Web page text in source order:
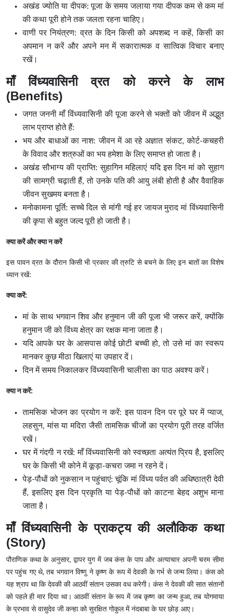
अखंड ज्योति या दीपक: पूजा के समय जलाया गया दीपक कम से कम मां
की कथा पूरी होने तक जलता रहना चाहिए।
वाणी पर नियंत्रण: व्रत के दिन किसी को अपशब्द न कहें, किसी का
अपमान न करें और अपने मन में सकारात्मक व सात्विक विचार बनाए
रखें।
माँ विंध्यवासिनी व्रत को करने के लाभ
(Benefits)
जगत जननी माँ विंध्यवासिनी की पूजा करने से भक्तों को जीवन में अद्भुत
लाभ प्राप्त होते हैं:
भय और बाधाओं का नाश: जीवन में आ रहे अज्ञात संकट, कोर्ट-कचहरी
के विवाद और शत्रुओं का भय हमेशा के लिए समाप्त हो जाता है।
अखंड सौभाग्य की प्राप्ति: सुहागिन महिलाएं यदि इस दिन मां को सुहाग
की सामग्री चढ़ाती हैं, तो उनके पति की आयु लंबी होती है और वैवाहिक
जीवन सुखमय बनता है।
मनोकामना पूर्ति: सच्चे दिल से मांगी गई हर जायज मुराद मां विंध्यवासिनी
की कृपा से बहुत जल्द पूरी हो जाती है।
क्या करें और क्या न करें
इस पावन व्रत के दौरान किसी भी प्रकार की त्रुटि से बचने के लिए इन बातों का विशेष
ध्यान रखें:
क्या करें:
मां के साथ भगवान शिव और हनुमान जी की पूजा भी जरूर करें, क्योंकि
हनुमान जी को विंध्य क्षेत्र का रक्षक माना जाता है।
यदि आपके घर के आसपास कोई छोटी बच्ची हो, तो उसे मां का स्वरूप
मानकर कुछ मीठा खिलाएं या उपहार दें।
दिन में समय निकालकर विंध्यवासिनी चालीसा का पाठ अवश्य करें।
क्या न करें:
तामसिक भोजन का प्रयोग न करें: इस पावन दिन पर पूरे घर में प्याज,
लहसुन, मांस या मदिरा जैसी तामसिक चीजों का प्रयोग पूरी तरह वर्जित
रखें।
घर में गंदगी न रखें: माँ विंध्यवासिनी को स्वच्छता अत्यंत प्रिय है, इसलिए
घर के किसी भी कोने में कूड़ा-कचरा जमा न रहने दें।
पेड़-पौधों को नुकसान न पहुंचाएं: चूंकि मां विंध्य पर्वत की अधिष्ठात्री देवी
हैं, इसलिए इस दिन प्रकृति या पेड़-पौधों को काटना बेहद अशुभ माना
जाता है।
माँ विंध्यवासिनी के प्राकट्य की अलौकिक कथा
(Story)
पौराणिक कथा के अनुसार, द्वापर युग में जब कंस के पाप और अत्याचार अपनी चरम सीमा
पर पहुंच गए थे, तब भगवान विष्णु ने कृष्ण के रूप में देवकी के गर्भ से जन्म लिया। कंस को
यह श्राप था कि देवकी की आठवीं संतान उसका वध करेगी। कंस ने देवकी की सात संतानों
को पहले ही मार दिया था। आठवीं संतान के रूप में जब कृष्ण का जन्म हुआ, तब योगमाया
के प्रभाव से वासुदेव जी कन्हा को सुरक्षित गोकुल में नंदबाबा के घर छोड़ आए।